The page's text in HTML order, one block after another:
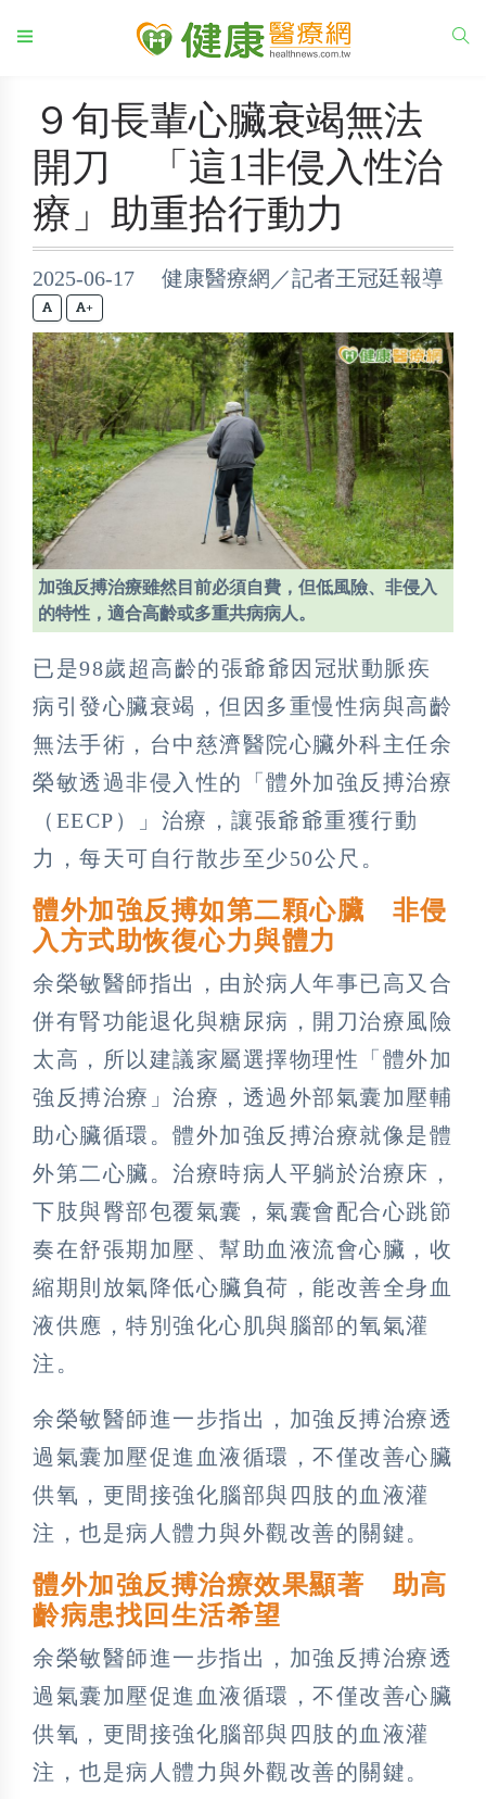
９旬長輩心臟衰竭無法
開刀 「這1非侵入性治
療」助重拾行動力
2025-06-17 健康醫療網／記者王冠廷報導
+
加強反搏治療雖然目前必須自費，但低風險、非侵入
的特性，適合高齡或多重共病病人。
已是98歲超高齡的張爺爺因冠狀動脈疾
病引發心臟衰竭，但因多重慢性病與高齡
無法手術，台中慈濟醫院心臟外科主任余
榮敏透過非侵入性的「體外加強反搏治療
（EECP）」治療，讓張爺爺重獲行動
力，每天可自行散步至少50公尺。
體外加強反搏如第二顆心臟 非侵
入方式助恢復心力與體力
余榮敏醫師指出，由於病人年事已高又合
併有腎功能退化與糖尿病，開刀治療風險
太高，所以建議家屬選擇物理性「體外加
強反搏治療」治療，透過外部氣囊加壓輔
助心臟循環。體外加強反搏治療就像是體
外第二心臟。治療時病人平躺於治療床，
下肢與臀部包覆氣囊，氣囊會配合心跳節
奏在舒張期加壓、幫助血液流會心臟，收
縮期則放氣降低心臟負荷，能改善全身血
液供應，特別強化心肌與腦部的氧氣灌
注。
余榮敏醫師進一步指出，加強反搏治療透
過氣囊加壓促進血液循環，不僅改善心臟
供氧，更間接強化腦部與四肢的血液灌
注，也是病人體力與外觀改善的關鍵。
體外加強反搏治療效果顯著 助高
齡病患找回生活希望
余榮敏醫師進一步指出，加強反搏治療透
過氣囊加壓促進血液循環，不僅改善心臟
供氧，更間接強化腦部與四肢的血液灌
注，也是病人體力與外觀改善的關鍵。